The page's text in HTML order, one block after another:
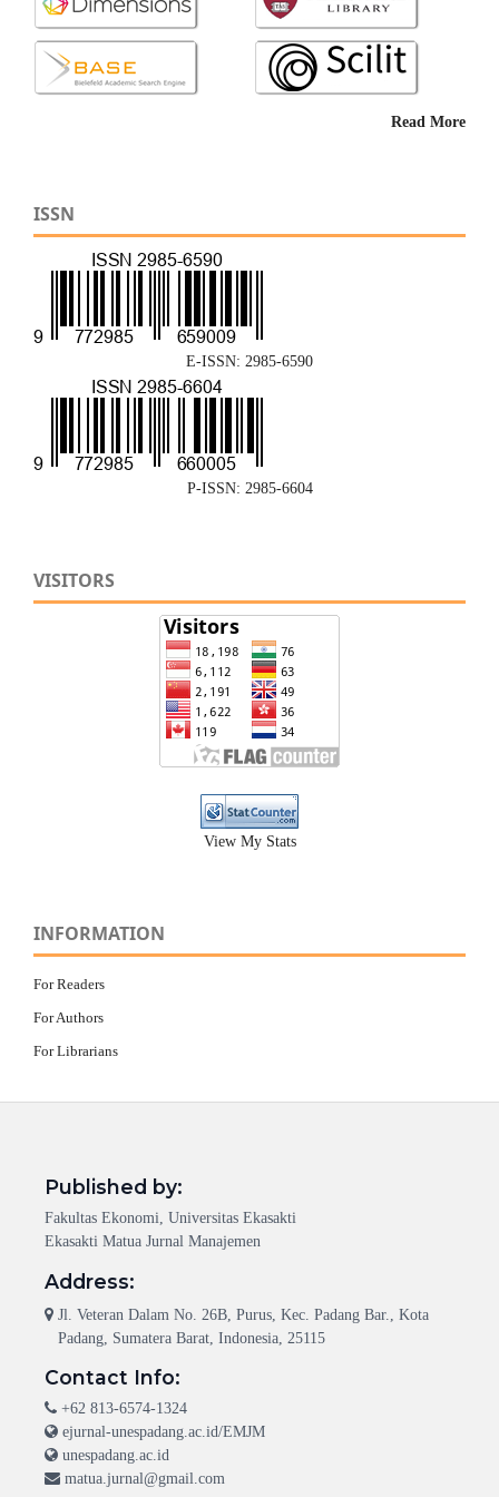
Read More
ISSN
E-ISSN: 2985-6590
P-ISSN: 2985-6604
VISITORS
View My Stats
INFORMATION
For Readers
For Authors
For Librarians
Published by:
Fakultas Ekonomi, Universitas Ekasakti
Ekasakti Matua Jurnal Manajemen
Address:
Jl. Veteran Dalam No. 26B, Purus, Kec. Padang Bar., Kota
Padang, Sumatera Barat, Indonesia, 25115
Contact Info:
+62 813-6574-1324
ejurnal-unespadang.ac.id/EMJM
unespadang.ac.id
matua.jurnal@gmail.com